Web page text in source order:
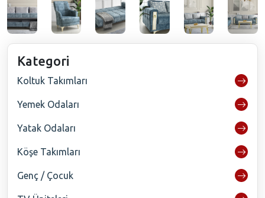
Kategori
Koltuk Takımları
Yemek Odaları
Yatak Odaları
Köşe Takımları
Genç / Çocuk